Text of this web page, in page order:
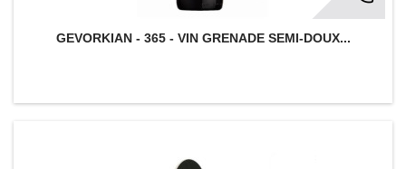
GEVORKIAN - 365 - VIN GRENADE SEMI-DOUX...